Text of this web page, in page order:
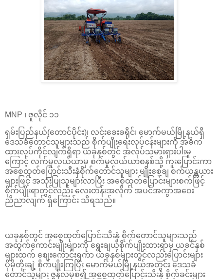
MNP ၊ ဇူလိုင် ၁၁
ရှမ်းပြည်နယ်(တောင်ပိုင်း)၊ လင်းခေးခရိုင်၊ မောက်မယ်မြို့နယ်ရှိ
ဒေသခံတောင်သူများသည် စိုက်ပျိုးရေးလုပ်ငန်းများကို အဓိက
ထားလုပ်ကိုင်လျက်ရှိရာ ယခုနှစ်တွင် အလုပ်သမားရှားပါးမှု
ကြောင့် လက်မှုလယ်ယာမှ စက်မှုလယ်ယာစနစ်သို့ ကူးပြောင်းကာ
အစေ့ထုတ်ပြောင်းသီးနှံစိုက်တောင်သူများ မျိုးစေ့ချ စက်ယန္တယား
များဖြင့် အသုံးပြုသူများလာပြီး အစေ့ထုတ်ပြောင်းများစက်ဖြင့်
စိုက်ပျိုးရာတွင်လည်း လေးတန်းအလိုက် အပင်အကွာအဝေး
ညီညာလျက် ရှိကြောင်း သိရသည်။
ယခုနှစ်တွင် အစေ့ထုတ်ပြောင်းသီးနှံ စိုက်တောင်သူများသည်
အထွက်ကောင်းမျိုးများကို ရွေးချယ်စိုက်ပျိုးထားရာမှ ယခင်နှစ်
များထက် စျေးကောင်းရကာ ယခုနှစ်များတွင်လည်းပြောင်းများ
ပိုမိုတိုးချဲ့ စိုက်ပျိုးကြပြီး မောက်မယ်မြို့နယ်အတွင်း ဒေသခံ
တောင်သူများ ဇွန်လမှစ၍ အစေ့ထုတ်ပြောင်းသီးနှံ စိုက်ခင်းများ